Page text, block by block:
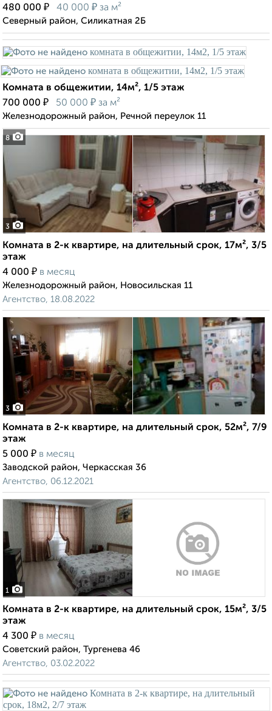
480 000 ₽ 40 000 ₽ за м²
Северный район, Силикатная 2Б
8
Комната в общежитии, 14м², 1/5 этаж
700 000 ₽ 50 000 ₽ за м²
Железнодорожный район, Речной переулок 11
3
Комната в 2-к квартире, на длительный срок, 17м², 3/5
этаж
4 000 ₽ в месяц
Железнодорожный район, Новосильская 11
Агентство, 18.08.2022
3
Комната в 2-к квартире, на длительный срок, 52м², 7/9
этаж
5 000 ₽ в месяц
Заводской район, Черкасская 36
Агентство, 06.12.2021
1
Комната в 2-к квартире, на длительный срок, 15м², 3/5
этаж
4 300 ₽ в месяц
Советский район, Тургенева 46
Агентство, 03.02.2022